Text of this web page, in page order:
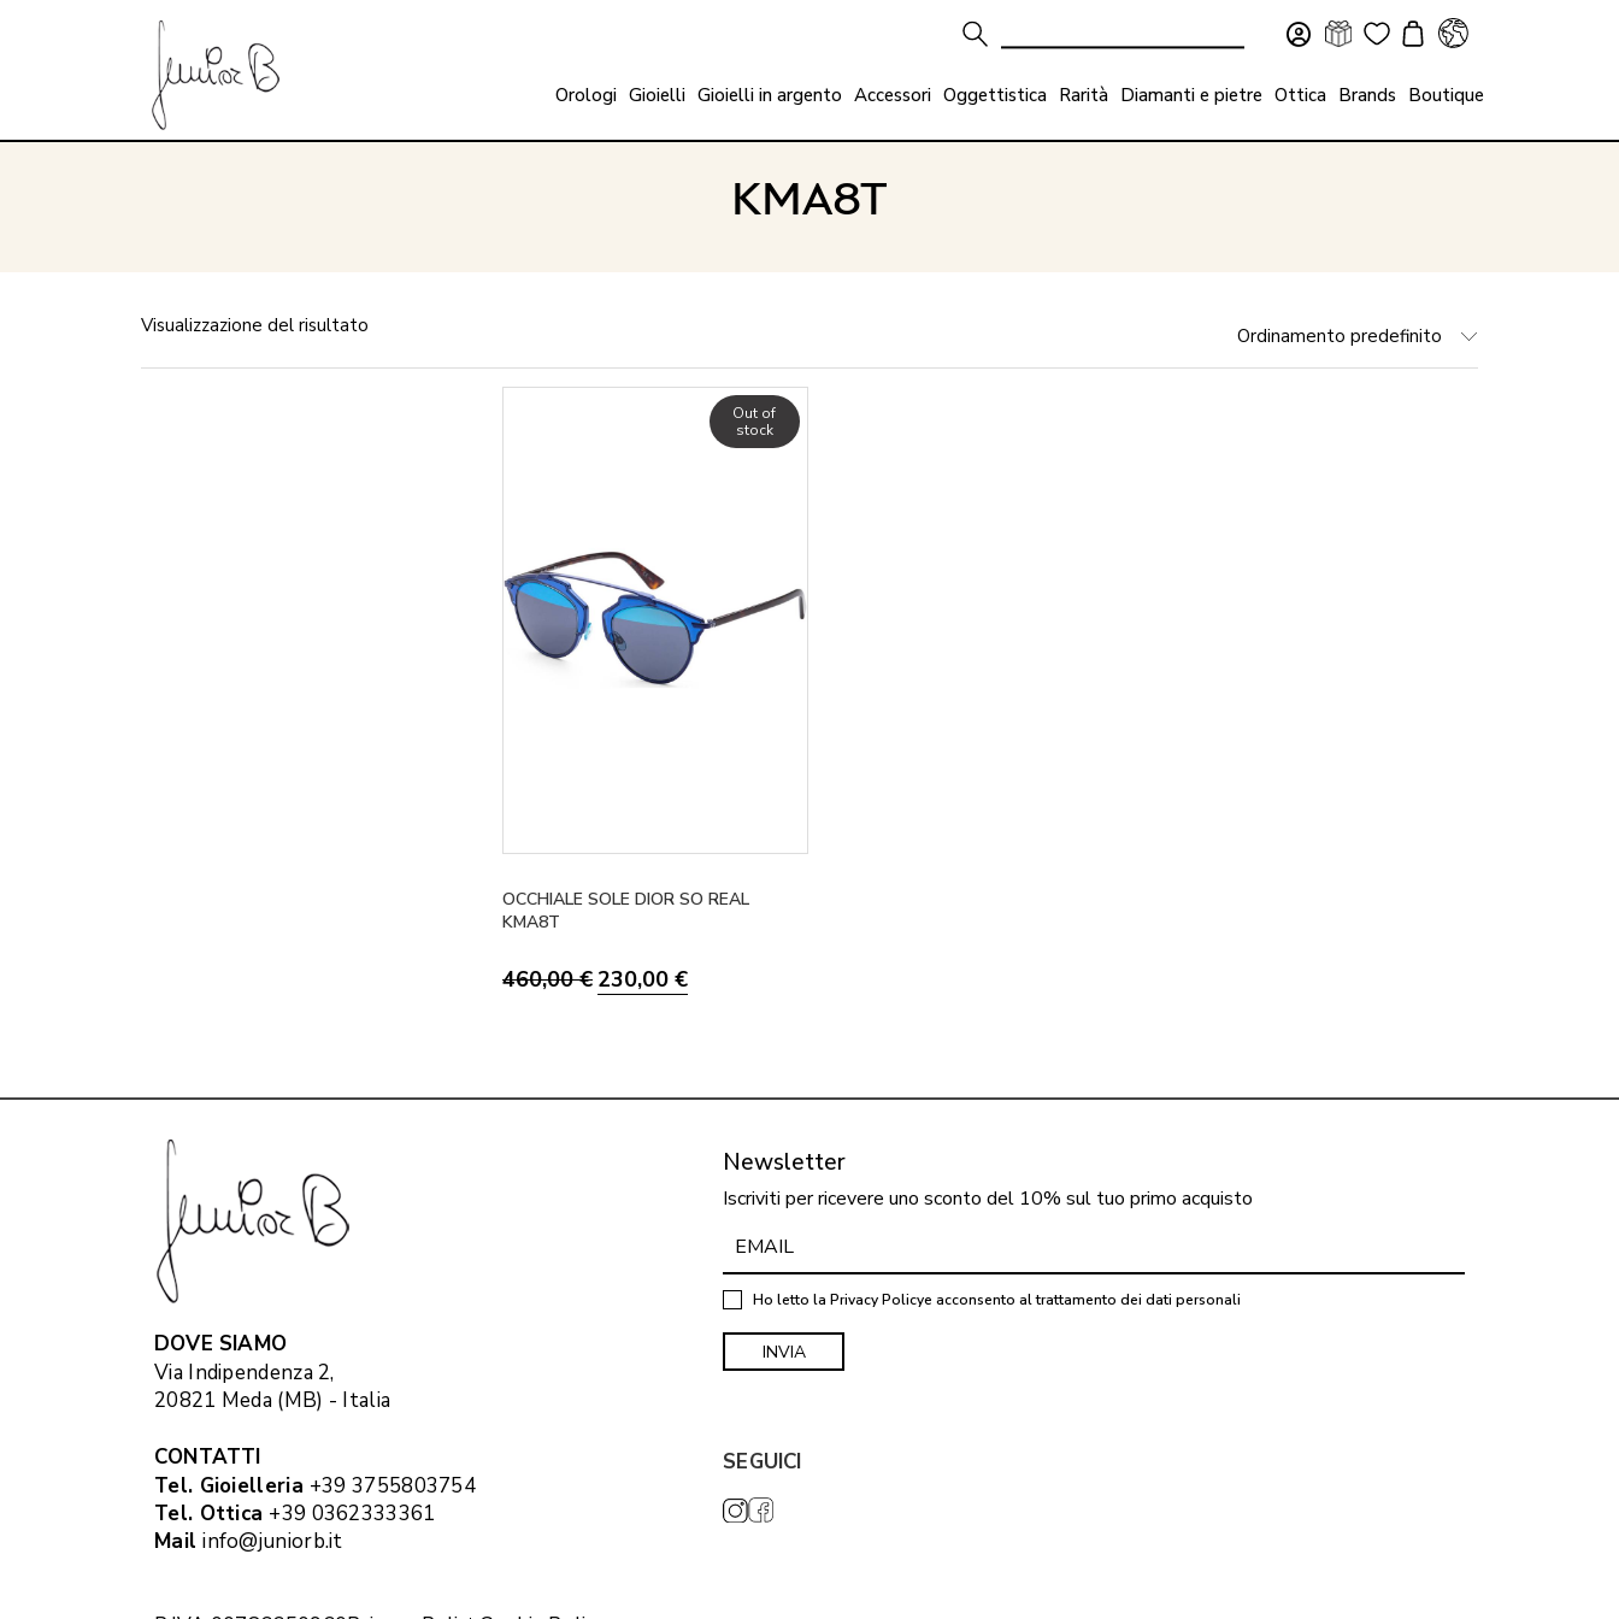
Orologi Gioielli Gioielli in argento Accessori Oggettistica Rarità Diamanti e pietre Ottica Brands Boutique
KMA8T
Visualizzazione del risultato Ordinamento predefinito
Out of
stock
OCCHIALE SOLE DIOR SO REAL
KMA8T
460,00€ Il prezzo originale era: 460,00 €.
230,00 €Il prezzo attuale è: 230,00 €.
DOVE SIAMO
Via Indipendenza 2,
20821 Meda (MB) - Italia
CONTATTI
Tel. Gioielleria +39 3755803754
Tel. Ottica +39 0362333361
Mail info@juniorb.it
Newsletter
Iscriviti per ricevere uno sconto del 10% sul tuo primo acquisto
Ho letto laPrivacy Policye acconsento al trattamento dei dati personali
SEGUICI